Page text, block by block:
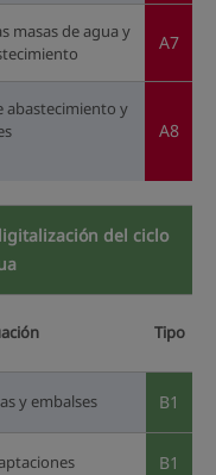
masas de agua y
A7
abastecimiento y
digitales
A8
del ciclo
Tipo
y embalses B1
B1